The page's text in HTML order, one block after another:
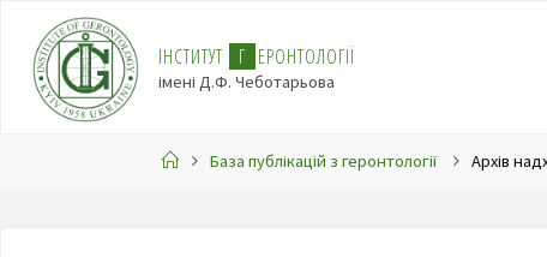
ІНСТИТУТ Г ЕРОНТОЛОГІЇ
імені Д.Ф. Чеботарьова
База публікацій з геронтології Архів